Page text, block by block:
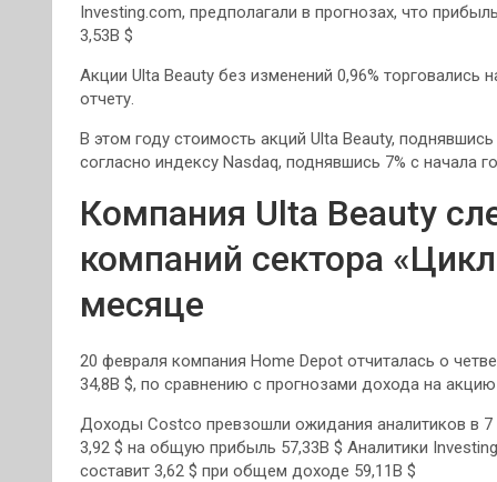
Investing.com, предполагали в прогнозах, что
3,53B $
Акции Ulta Beauty без изменений 0,96% торговались
отчету.
В этом году стоимость акций Ulta Beauty,
согласно индексу Nasdaq, поднявшись 7% с начала
Компания Ulta Beauty
компаний сектора
месяце
20 февраля компания Home Depot отчиталась о
34,8B $, по сравнению с прогнозами дохода на
Доходы Costco превзошли ожидания аналитиков в
3,92 $ на общую прибыль 57,33B $ Аналитики
составит 3,62 $ при общем доходе 59,11B $